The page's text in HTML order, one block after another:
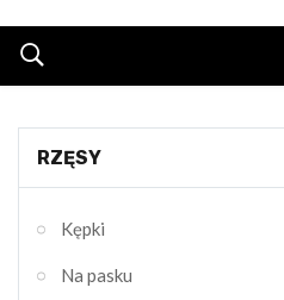
RZĘSY
Kępki
Na pasku